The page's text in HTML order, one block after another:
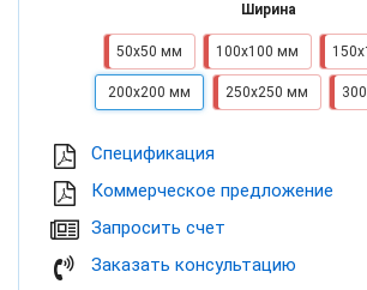
Ширина
50х50 мм 100х100 мм
200х200 мм 250х250 мм
Cпецификация
Коммерческое предложение
Запросить счет
Заказать консультацию